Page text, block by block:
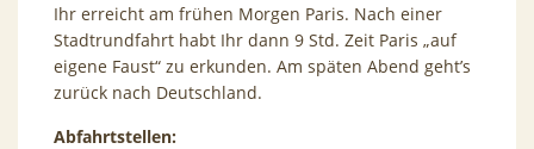
Ihr erreicht am frühen Morgen Paris. Nach einer
Stadtrundfahrt habt Ihr dann 9 Std. Zeit Paris „auf
eigene Faust“ zu erkunden. Am späten Abend geht’s
zurück nach Deutschland.
Abfahrtstellen: